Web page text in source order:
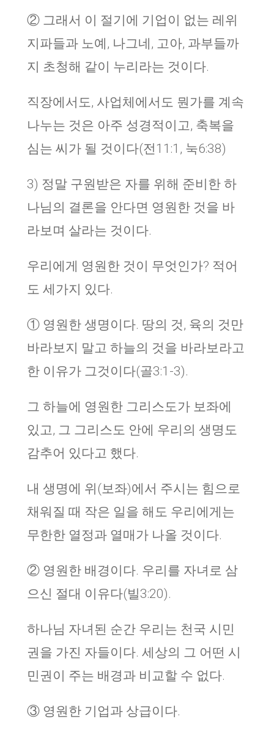
② 그래서 이 절기에 기업이 없는 레위
지파들과 노예, 나그네, 고아, 과부들까
지 초청해 같이 누리라는 것이다.
직장에서도, 사업체에서도 뭔가를 계속
나누는 것은 아주 성경적이고, 축복을
심는 씨가 될 것이다(전11:1, 눅6:38)
3) 정말 구원받은 자를 위해 준비한 하
나님의 결론을 안다면 영원한 것을 바
라보며 살라는 것이다.
우리에게 영원한 것이 무엇인가? 적어
도 세가지 있다.
① 영원한 생명이다. 땅의 것, 육의 것만
바라보지 말고 하늘의 것을 바라보라고
한 이유가 그것이다(골3:1-3).
그 하늘에 영원한 그리스도가 보좌에
있고, 그 그리스도 안에 우리의 생명도
감추어 있다고 했다.
내 생명에 위(보좌)에서 주시는 힘으로
채워질 때 작은 일을 해도 우리에게는
무한한 열정과 열매가 나올 것이다.
② 영원한 배경이다. 우리를 자녀로 삼
으신 절대 이유다(빌3:20).
하나님 자녀된 순간 우리는 천국 시민
권을 가진 자들이다. 세상의 그 어떤 시
민권이 주는 배경과 비교할 수 없다.
③ 영원한 기업과 상급이다.